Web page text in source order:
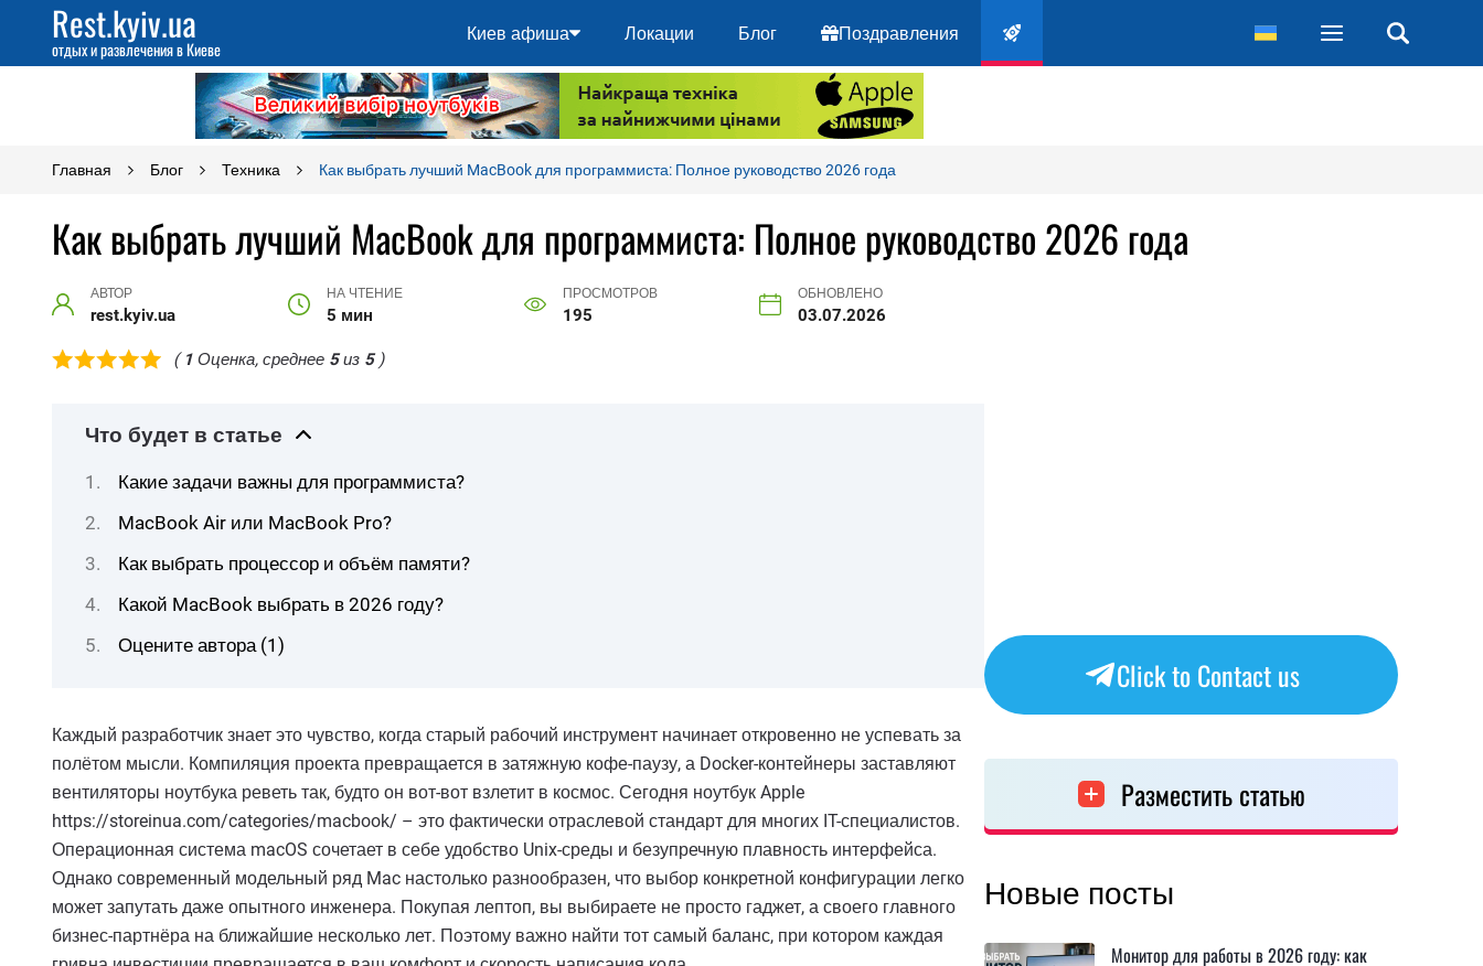
Rest.kyiv.ua
отдых и развлечения в Киеве
Киев афиша Локации Блог Поздравления
Главная Блог Техника Как выбрать лучший MacBook для программиста: Полное руководство 2026 года
Как выбрать лучший MacBook для программиста: Полное руководство 2026 года
АВТОР
rest.kyiv.ua
НА ЧТЕНИЕ
5 мин
ПРОСМОТРОВ
195
ОБНОВЛЕНО
03.07.2026
( 1 Оценка, среднее 5из 5)
Что будет в статье
Какие задачи важны для программиста?
MacBook Air или MacBook Pro?
Как выбрать процессор и объём памяти?
Какой MacBook выбрать в 2026 году?
Оцените автора (1)
Каждый разработчик знает это чувство, когда старый рабочий инструмент начинает откровенно не успевать за
полётом мысли. Компиляция проекта превращается в затяжную кофе-паузу, а Docker-контейнеры заставляют
вентиляторы ноутбука реветь так, будто он вот-вот взлетит в космос. Сегодня ноутбук Apple
https://storeinua.com/categories/macbook/ – это фактически отраслевой стандарт для многих IT-специалистов.
Операционная система macOS сочетает в себе удобство Unix-среды и безупречную плавность интерфейса.
Однако современный модельный ряд Mac настолько разнообразен, что выбор конкретной конфигурации легко
может запутать даже опытного инженера. Покупая лептоп, вы выбираете не просто гаджет, а своего главного
бизнес-партнёра на ближайшие несколько лет. Поэтому важно найти тот самый баланс, при котором каждая
Click to Contact us
Разместить статью
Новые посты
Монитор для работы в 2026 году: как